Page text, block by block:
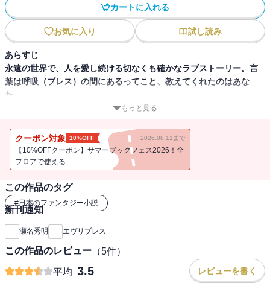
カートに入れる
お気に入り 試し読み
あらすじ
永遠の世界で、人を愛し続ける切なくも確かなラブストーリー。言
葉は呼吸（ブレス）の間にあるってこと、教えてくれたのはあな
た。
夏休みはいつまで続く? いつまで私たちは仲良しでいられる? ほら、
幼い二人が見た目映い光景がその世界に再現される―。“BREATH”と
呼ばれるバーチャルワールドと現実世界が奇妙にシンクロする、切
なくも確かなラヴ・ストーリー。呼吸が合ったとき、想い出も重な
もっと見る
クーポン対象 10%OFF 2026.08.11まで
【10%OFFクーポン】サマーブックフェス2026！全
フロアで使える
この作品のタグ
#日本のファンタジー小説
新刊通知
瀬名秀明 エヴリブレス
この作品のレビュー （5件）
平均 3.5 レビューを書く